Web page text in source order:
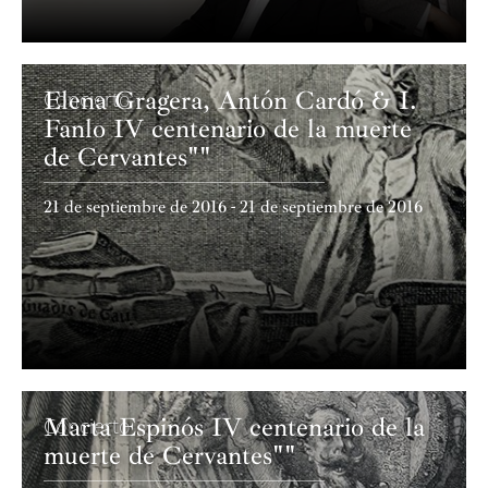
Concierto
Elena Gragera, Antón Cardó & I.
Fanlo IV centenario de la muerte
de Cervantes""
21 de septiembre de 2016 - 21 de septiembre de 2016
Concierto
Marta Espinós IV centenario de la
muerte de Cervantes""